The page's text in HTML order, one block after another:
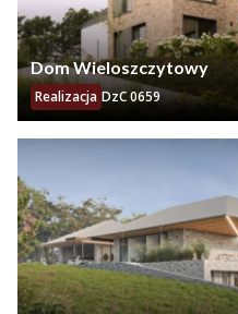
Dom Wieloszczytowy
Realizacja DzC 0659